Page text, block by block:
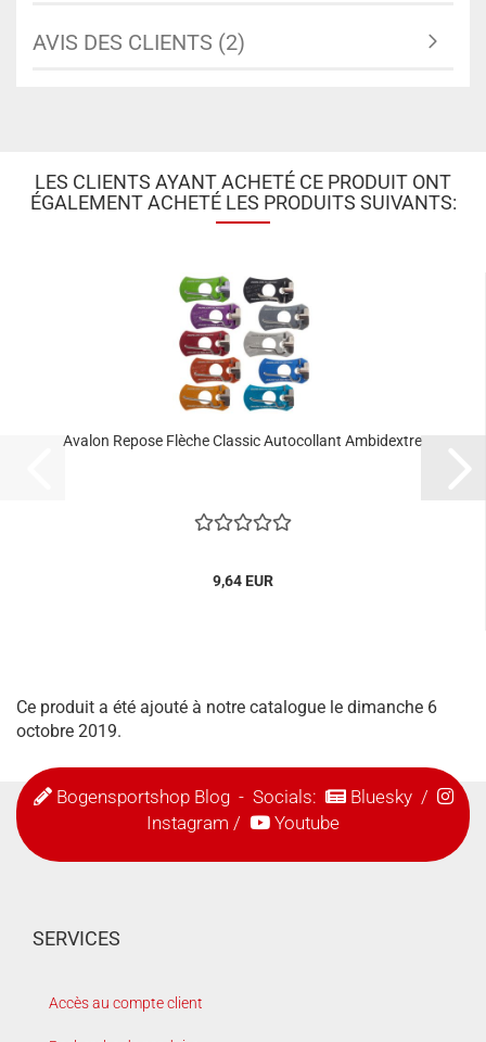
AVIS DES CLIENTS (2)
LES CLIENTS AYANT ACHETÉ CE PRODUIT ONT
ÉGALEMENT ACHETÉ LES PRODUITS SUIVANTS:
Avalon Repose Flèche Classic Autocollant Ambidextre
9,64 EUR
Ce produit a été ajouté à notre catalogue le dimanche 6
octobre 2019.
Bogensportshop Blog- Socials: Bluesky/
Instagram / Youtube
SERVICES
Accès au compte client